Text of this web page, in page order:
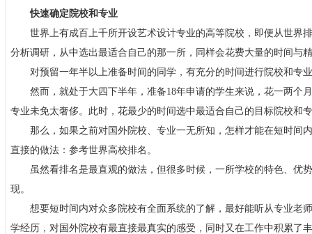
快速确定院校和专业
世界上有成百上千所开设艺术设计专业的高等院校，即便从世界排
分析调研，从中选出最适合自己的那一所，同样会花费大量的时间与
对预留一年半以上准备时间的同学，有充分的时间进行院校和专
然而，就处于大四下半年，准备18年申请的学生来说，花一两个
专业未免太奢侈。此时，花最少的时间选中最适合自己的目标院校和
那么，如果之前对国外院校、专业一无所知，怎样才能在短时间
直接的做法：参考世界高校排名。
虽然看排名是最直观的做法，但很多时候，一所学校的特色、优
现。
想要短时间内对众多院校有全面系统的了解，最好能听从专业老
学经历，对国外院校有最直接最真实的感受，同时又在工作中积累了